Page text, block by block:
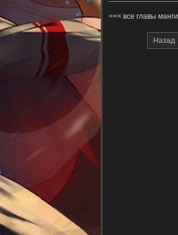
все главы манги
Назад